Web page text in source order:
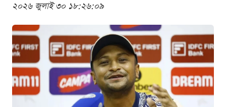
২০২৬ জুলাই ৩০ ১৮:২৬:০৯